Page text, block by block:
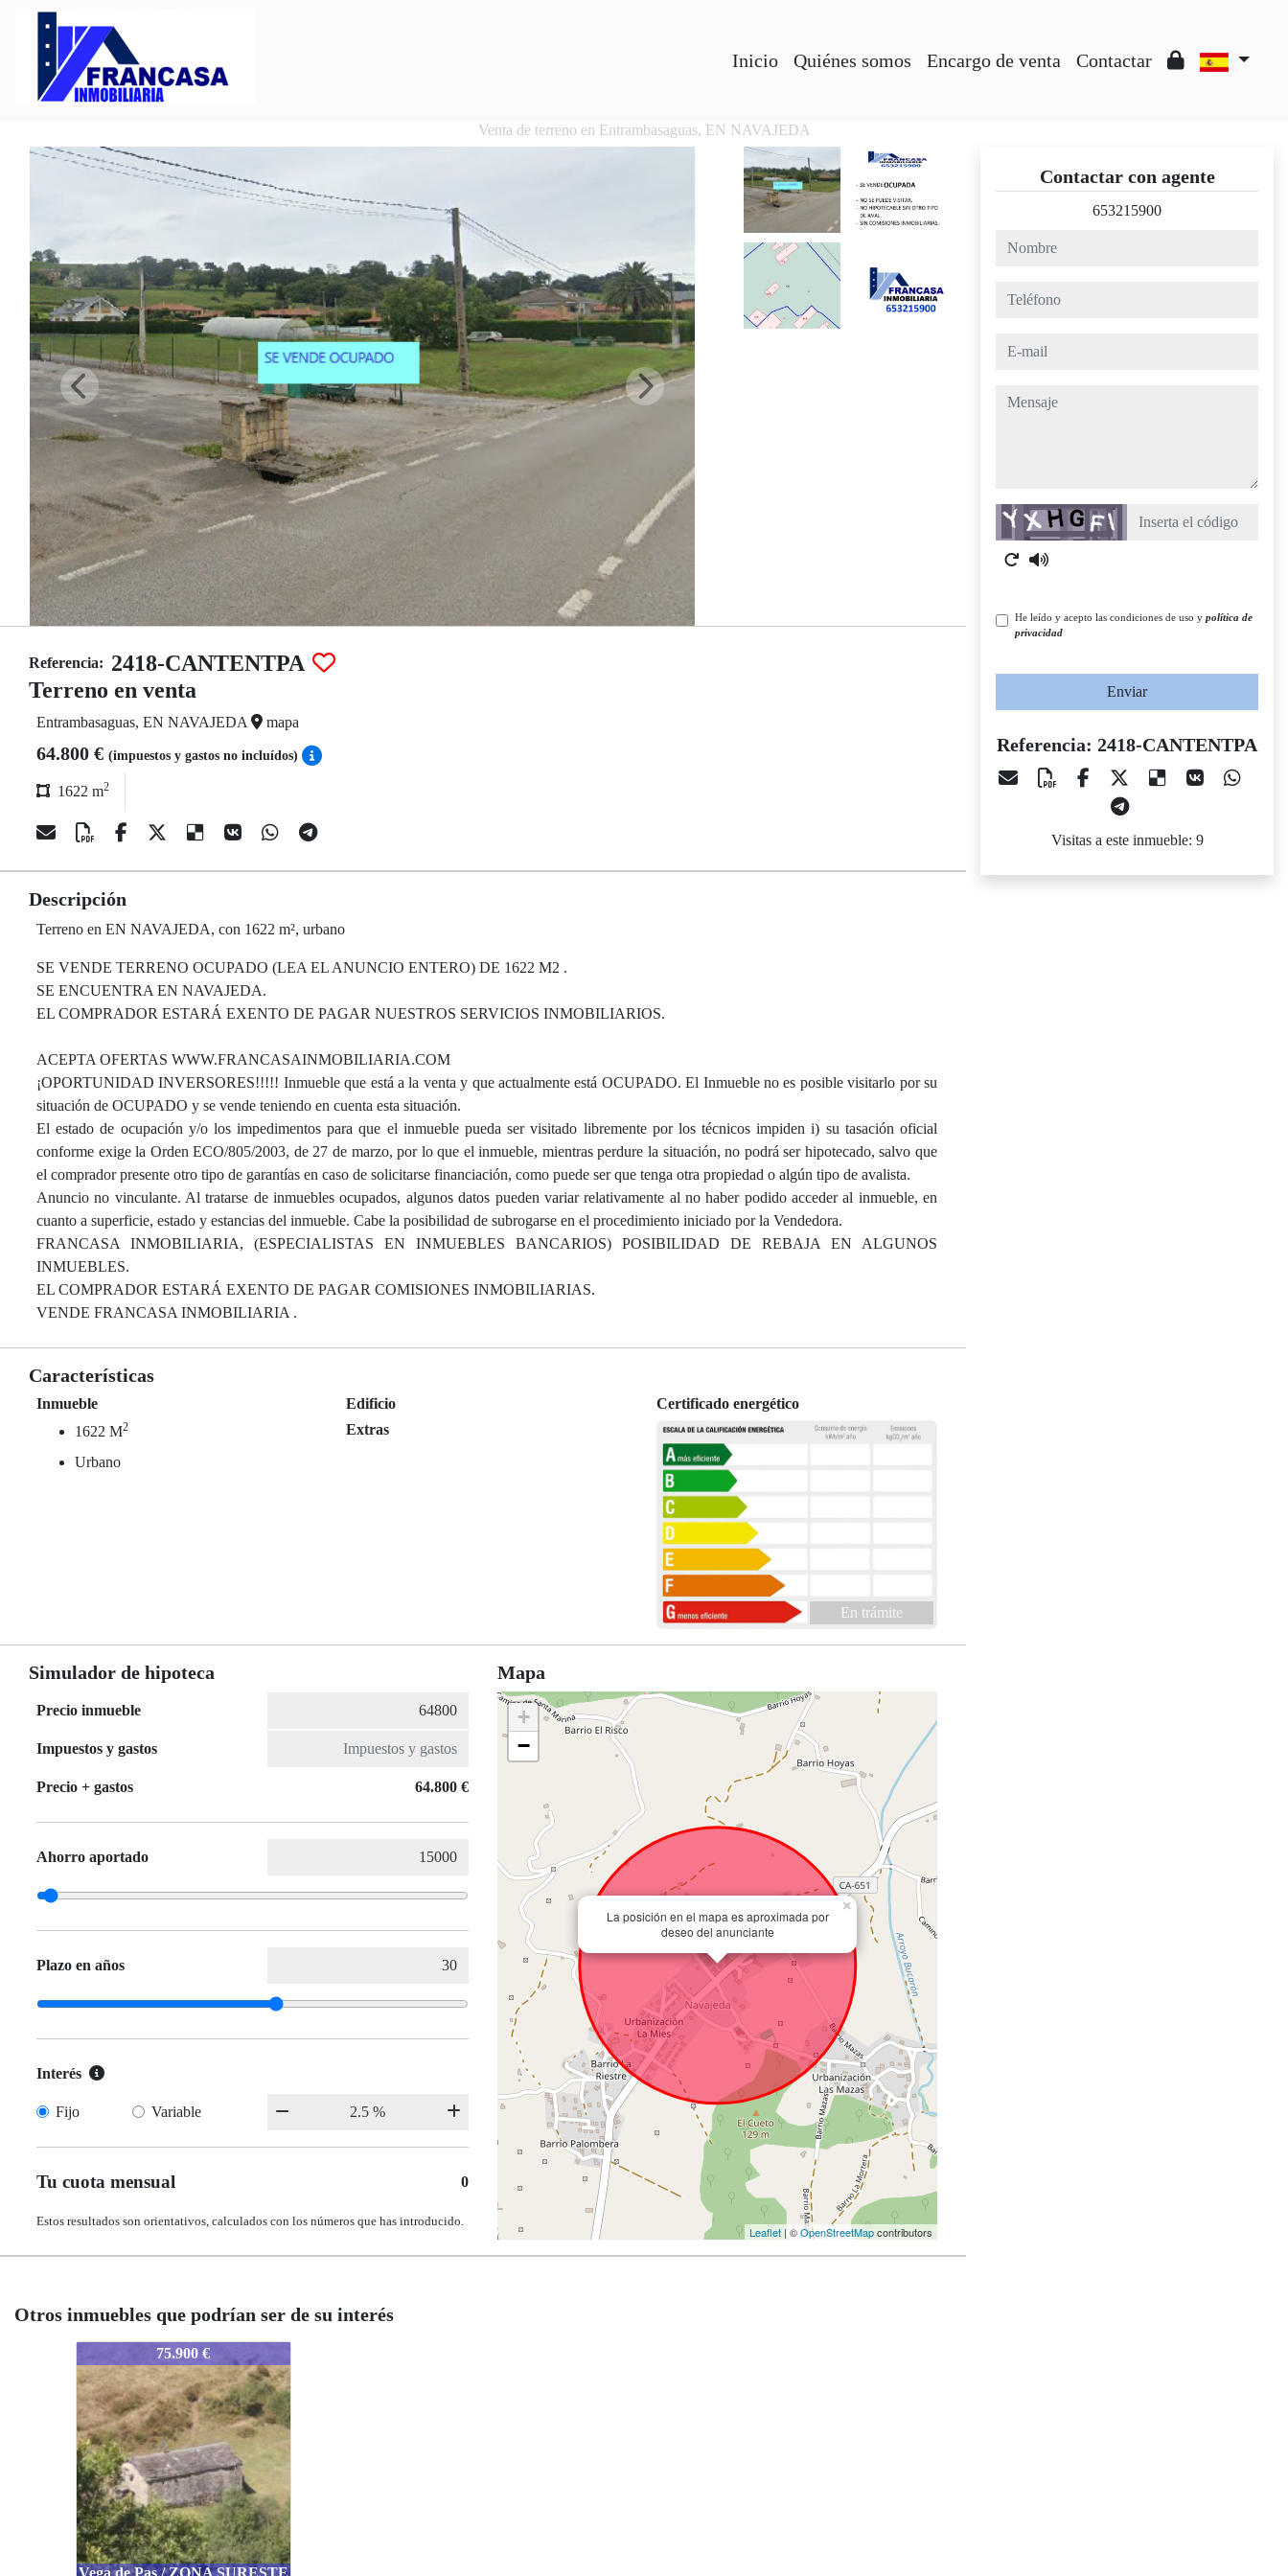
Inicio Quiénes somos Encargo de venta Contactar
Venta de terreno en Entrambasaguas, EN NAVAJEDA
Referencia: 2418-CANTENTPA
Terreno en venta
Entrambasaguas, EN NAVAJEDA mapa
64.800 € (impuestos y gastos no incluídos)
1622 m2
Descripción
Terreno en EN NAVAJEDA, con 1622 m², urbano
SE VENDE TERRENO OCUPADO (LEA EL ANUNCIO ENTERO) DE 1622 M2 .
SE ENCUENTRA EN NAVAJEDA.
EL COMPRADOR ESTARÁ EXENTO DE PAGAR NUESTROS SERVICIOS INMOBILIARIOS.
ACEPTA OFERTAS WWW.FRANCASAINMOBILIARIA.COM
¡OPORTUNIDAD INVERSORES!!!!! Inmueble que está a la venta y que actualmente está OCUPADO. El Inmueble no es posible visitarlo por su
situación de OCUPADO y se vende teniendo en cuenta esta situación.
El estado de ocupación y/o los impedimentos para que el inmueble pueda ser visitado libremente por los técnicos impiden i) su tasación oficial
conforme exige la Orden ECO/805/2003, de 27 de marzo, por lo que el inmueble, mientras perdure la situación, no podrá ser hipotecado, salvo que
el comprador presente otro tipo de garantías en caso de solicitarse financiación, como puede ser que tenga otra propiedad o algún tipo de avalista.
Anuncio no vinculante. Al tratarse de inmuebles ocupados, algunos datos pueden variar relativamente al no haber podido acceder al inmueble, en
cuanto a superficie, estado y estancias del inmueble. Cabe la posibilidad de subrogarse en el procedimiento iniciado por la Vendedora.
FRANCASA INMOBILIARIA, (ESPECIALISTAS EN INMUEBLES BANCARIOS) POSIBILIDAD DE REBAJA EN ALGUNOS
INMUEBLES.
EL COMPRADOR ESTARÁ EXENTO DE PAGAR COMISIONES INMOBILIARIAS.
VENDE FRANCASA INMOBILIARIA .
Características
Inmueble
1622 M2
Urbano
Edificio
Extras
Certificado energético
En trámite
Simulador de hipoteca
Precio inmueble
Impuestos y gastos
Precio + gastos 64.800 €
Ahorro aportado
Plazo en años
Interés
Fijo Variable
Tu cuota mensual 0
Estos resultados son orientativos, calculados con los números que has introducido.
Mapa
La posición en el mapa es aproximada por
deseo del anunciante
×
+
−
Leaflet | ©OpenStreetMapcontributors
Contactar con agente
653215900
nombre
teléfono
e-mail
mensaje
Captcha
He leído y acepto las condiciones de uso y política de
privacidad
Enviar
Referencia: 2418-CANTENTPA
Visitas a este inmueble: 9
Otros inmuebles que podrían ser de su interés
2418-CANTENTPA
75.900 €